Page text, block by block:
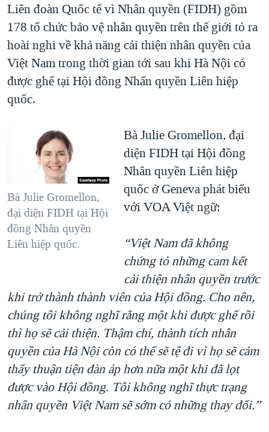
Liên đoàn Quốc tế vì Nhân quyền (FIDH) gồm
178 tổ chức bảo vệ nhân quyền trên thế giới tỏ ra
hoài nghi về khả năng cải thiện nhân quyền của
Việt Nam trong thời gian tới sau khi Hà Nội có
được ghế tại Hội đồng Nhấn quyền Liên hiệp
quốc.
Bà Julie Gromellon,
đại diện FIDH tại Hội
đồng Nhân quyền
Liên hiệp quốc.
Bà Julie Gromellon, đại
diện FIDH tại Hội đồng
Nhân quyền Liên hiệp
quốc ở Geneva phát biểu
với VOA Việt ngữ:
“Việt Nam đã không
chứng tỏ những cam kết
cải thiện nhân quyền trước
khi trở thành thành viên của Hội đồng. Cho nên,
chúng tôi không nghĩ rằng một khi được ghế rồi
thì họ sẽ cải thiện. Thậm chí, thành tích nhân
quyền của Hà Nội còn có thể sẽ tệ đi vì họ sẽ cảm
thấy thuận tiện đàn áp hơn nữa một khi đã lọt
được vào Hội đồng. Tôi không nghĩ thực trạng
nhân quyền Việt Nam sẽ sớm có những thay đổi.”